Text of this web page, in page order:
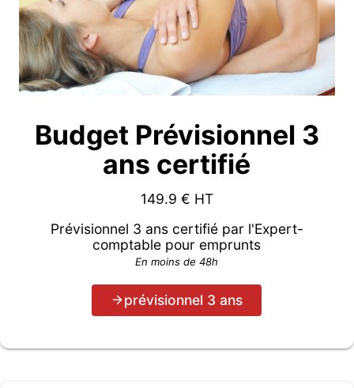
Budget Prévisionnel 3
ans certifié
149.9 € HT
Prévisionnel 3 ans certifié par l'Expert-
comptable pour emprunts
En moins de 48h
prévisionnel 3 ans